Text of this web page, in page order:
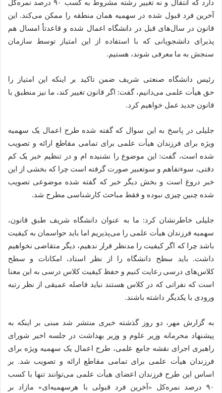
دارد که انتقال و نه تغییر رشته مشروط به کسب ۹۰ درصد نمره‌کل
آخرین فرد قبول شده در سهمیه همان منطقه را ممکن می‌کند. این
قانون در سال‌های قبل در دانشگاه اعمال شده و قاعدتاً امسال هم
پذیرای دانشجویانی که با استفاده از این امتیاز توسط سازمان
سنجش به ما معرفی شوند، هستیم.
رئیس دانشگاه صنعتی شریف ضمن تاکید بر اینکه این امتیاز را
حق هیأت علمی می‌دانیم، گفت: اگر قانون تغییر کند، ما نیز منطبق با
قانون جدید عمل خواهیم کرد.
جلیلی در پاسخ به این سوال که گفته شده طرح اعمال یک سهمیه
ویژه برای فرزندان هیأت علمی برای تمامی مقاطع ارائه و تصویب
شده است، گفت: این موضوع را نشنیده ام و در تنظیم خبر یک کم
دقتی، سوءتفاهم و سوتعبیر صورت گرفته است چرا که بخشی از این
خبر دروغ است و بخش دیگر خبر که گفته شده موضوعی تصویب
شده چنین چیزی نبوده و فقط مباحث کارشناسی مطرح شد.
جلیلی خاطرنشان کرد: ما به عنوان دانشگاه شریف طبق قانون،
سهمیه فرزندان هیأت علمی را می‌پذیریم اما باید حواسمان به کیفیت
باشد چرا که اگر کیفیت را مدنظر قرار ندهیم، دیگر متقاضی نخواهیم
داشت. باید سطح دانشگاه را از نظر استاد، امکانات و سطح
کلاس‌های درسی رعایت کنیم و حفظ کیفیت کلاس درسی به این معنا
است که نفراتی که در کلاس هستند نباید فاصله عمیقی از نظر رتبه
ورودی با یکدیگر داشته باشند.
به گزارش مهر، دو روز گذشته خبری منتشر شد مبنی بر اینکه به
پیشنهاد محرمانه وزیر علوم و وزیر بهداشت در جلسه اخیر شورای
راهبری اجرای نقشه جامع علمی، طرح اعمال یک سهمیه ویژه برای
فرزندان هیأت علمی برای تمامی مقاطع ارائه و تصویب شد. بر
اساس این طرح فرزندان اعضای هیأت علمی می‌توانند تنها با کسب
۹۰ درصد نمره‌کل «آخرین فرد قبولی با هرسهمیه‌ای» مازاد بر